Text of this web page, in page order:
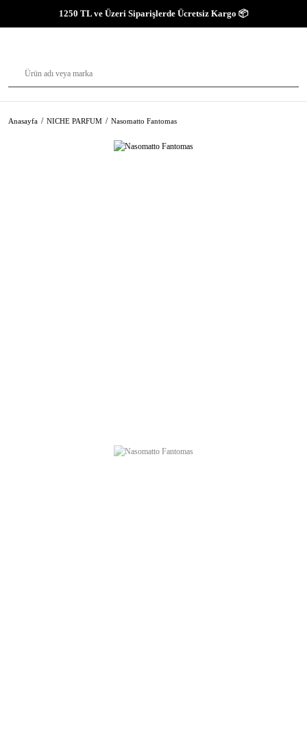
1250 TL ve Üzeri Siparişlerde Ücretsiz Kargo 📦
Anasayfa NICHE PARFUM Nasomatto Fantomas